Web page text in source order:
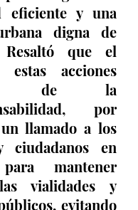
eficiente y una
digna de
Resaltó que el
acciones
de la
por
llamado a los
ciudadanos en
mantener
vialidades y
evitando